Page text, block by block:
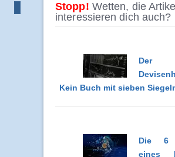
Stopp! Wetten, die Artikel
interessieren dich auch?
Der
Kein Buch mit sieben
Die 6
eines